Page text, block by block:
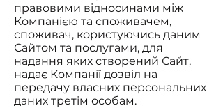
правовими відносинами між
Компанією та споживачем,
споживач, користуючись даним
Сайтом та послугами, для
надання яких створений Сайт,
надає Компанії дозвіл на
передачу власних персональних
даних третім особам.